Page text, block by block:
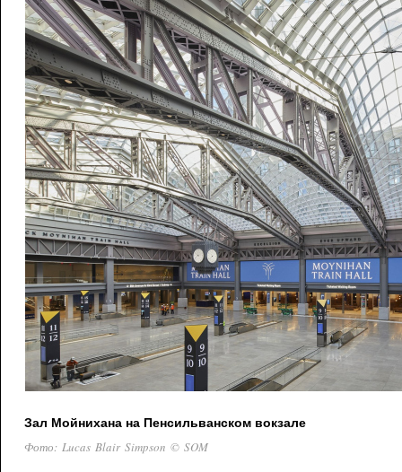
Зал Мойнихана на Пенсильванском вокзале
Фото: Lucas Blair Simpson © SOM